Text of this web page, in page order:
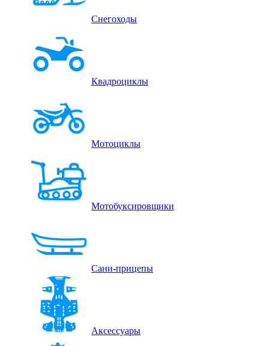
Снегоходы
Квадроциклы
Мотоциклы
Мотобуксировщики
Сани-прицепы
Аксессуары